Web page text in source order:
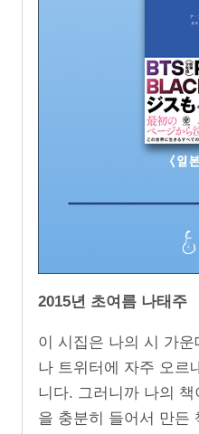
2015년 초여름 나태주
이 시집은 나의 시 가
나 트위터에 자주 오르
니다. 그러니까 나의
을 충분히 들어서 만든